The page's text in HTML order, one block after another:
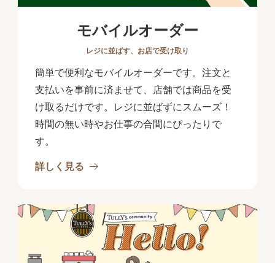
モバイルオーダー
レジに並ばす、お店で受け取り
簡単で便利なモバイルオーダーです。注文と
支払いを事前に済ませて、店舗では商品を受
け取るだけです。レジに並ばずにスムーズ！
時間の無い時やお仕事の合間にぴったりで
す。
詳しく見る